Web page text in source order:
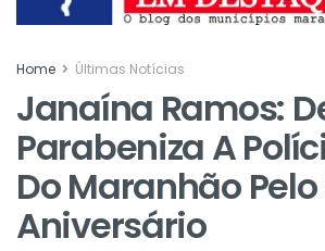
Home Últimas Notícias
Janaína Ramos:
Parabeniza A
Do Maranhão Pelo
Aniversário